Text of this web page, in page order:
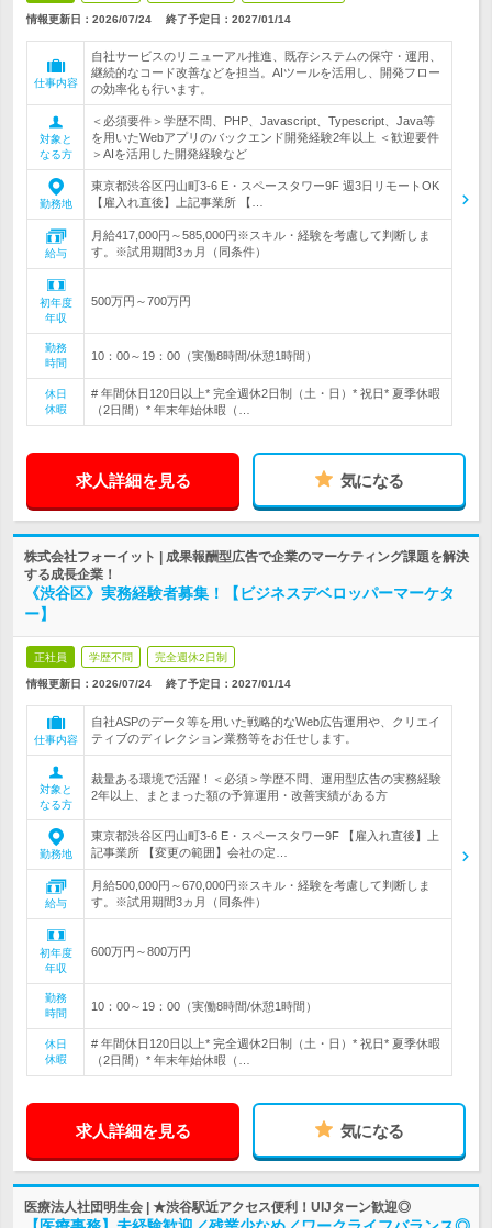
情報更新日：2026/07/24 終了予定日： 2027/01/14
仕事内容
自社サービスのリニューアル推進、既存システムの保守・運用、
継続的なコード改善などを担当。AIツールを活用し、開発フロー
の効率化も行います。
対象と
なる方
＜必須要件＞学歴不問、PHP、Javascript、Typescript、Java等
を用いたWebアプリのバックエンド開発経験2年以上 ＜歓迎要件
＞AIを活用した開発経験など
勤務地
東京都渋谷区円山町3-6 E・スペースタワー9F 週3日リモートOK
【雇入れ直後】上記事業所 【…
給与
月給417,000円～585,000円※スキル・経験を考慮して判断しま
す。※試用期間3ヵ月（同条件）
初年度
年収
500万円～700万円
勤務
時間
10：00～19：00（実働8時間/休憩1時間）
休日
休暇
# 年間休日120日以上* 完全週休2日制（土・日）* 祝日* 夏季休暇
（2日間）* 年末年始休暇（…
求人詳細を見る 気になる
株式会社フォーイット | 成果報酬型広告で企業のマーケティング課題を解決
する成長企業！
《渋谷区》実務経験者募集！【ビジネスデベロッパーマーケタ
ー】
正社員 学歴不問 完全週休2日制
情報更新日：2026/07/24 終了予定日： 2027/01/14
仕事内容
自社ASPのデータ等を用いた戦略的なWeb広告運用や、クリエイ
ティブのディレクション業務等をお任せします。
対象と
なる方
裁量ある環境で活躍！＜必須＞学歴不問、運用型広告の実務経験
2年以上、まとまった額の予算運用・改善実績がある方
勤務地
東京都渋谷区円山町3-6 E・スペースタワー9F 【雇入れ直後】上
記事業所 【変更の範囲】会社の定…
給与
月給500,000円～670,000円※スキル・経験を考慮して判断しま
す。※試用期間3ヵ月（同条件）
初年度
年収
600万円～800万円
勤務
時間
10：00～19：00（実働8時間/休憩1時間）
休日
休暇
# 年間休日120日以上* 完全週休2日制（土・日）* 祝日* 夏季休暇
（2日間）* 年末年始休暇（…
求人詳細を見る 気になる
医療法人社団明生会 | ★渋谷駅近アクセス便利！UIJターン歓迎◎